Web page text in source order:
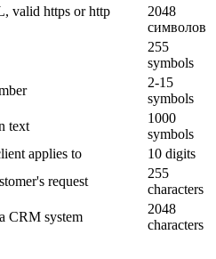
valid https or http
2048
символов
255
symbols
2-15
symbols
text
1000
symbols
applies to
10 digits
request
255
characters
CRM system
2048
characters